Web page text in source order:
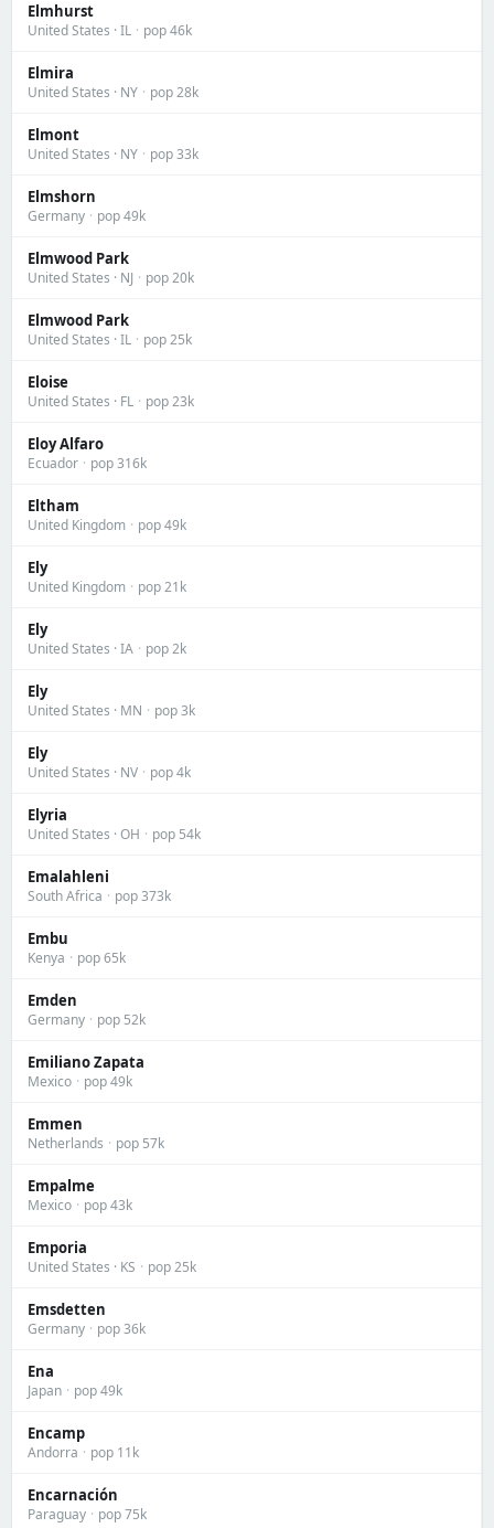
Elmhurst
United States · IL · pop 46k
Elmira
United States · NY · pop 28k
Elmont
United States · NY · pop 33k
Elmshorn
Germany · pop 49k
Elmwood Park
United States · NJ · pop 20k
Elmwood Park
United States · IL · pop 25k
Eloise
United States · FL · pop 23k
Eloy Alfaro
Ecuador · pop 316k
Eltham
United Kingdom · pop 49k
Ely
United Kingdom · pop 21k
Ely
United States · IA · pop 2k
Ely
United States · MN · pop 3k
Ely
United States · NV · pop 4k
Elyria
United States · OH · pop 54k
Emalahleni
South Africa · pop 373k
Embu
Kenya · pop 65k
Emden
Germany · pop 52k
Emiliano Zapata
Mexico · pop 49k
Emmen
Netherlands · pop 57k
Empalme
Mexico · pop 43k
Emporia
United States · KS · pop 25k
Emsdetten
Germany · pop 36k
Ena
Japan · pop 49k
Encamp
Andorra · pop 11k
Encarnación
Paraguay · pop 75k